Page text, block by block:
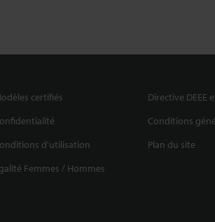
certifiés
Directive DEEE
Conditions
d'utilisation
Plan du site
Femmes / Hommes